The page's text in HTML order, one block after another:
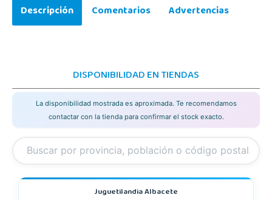
Descripción Comentarios Advertencias
DISPONIBILIDAD EN TIENDAS
La disponibilidad mostrada es aproximada. Te recomendamos
contactar con la tienda para confirmar el stock exacto.
Juguetilandia Albacete